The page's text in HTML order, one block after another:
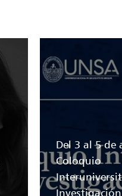
Del 3 al 5 de
Coloquio